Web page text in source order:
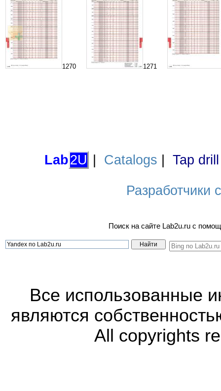
1270 1271
Lab2U Catalogs Tap
Разработчики
Поиск на сайте Lab2u.ru с
Все использованные
являются
All copyrights